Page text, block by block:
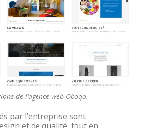
de l’agence web Oboqo.
par l’entreprise sont
et de qualité, tout en